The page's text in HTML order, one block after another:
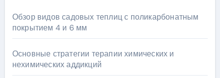
Обзор видов садовых теплиц с поликарбонатным
покрытием 4 и 6 мм
Основные стратегии терапии химических и
нехимических аддикций